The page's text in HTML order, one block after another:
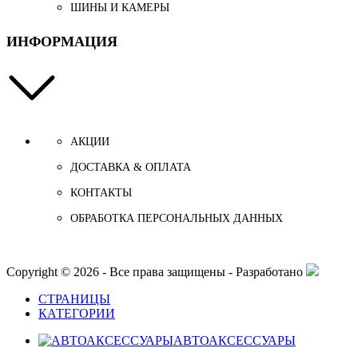
ШИНЫ И КАМЕРЫ
ИНФОРМАЦИЯ
АКЦИИ
ДОСТАВКА & ОПЛАТА
КОНТАКТЫ
ОБРАБОТКА ПЕРСОНАЛЬНЫХ ДАННЫХ
Copyright © 2026 - Все права защищены - Разработано
СТРАНИЦЫ
КАТЕГОРИИ
АВТОАКСЕССУАРЫ